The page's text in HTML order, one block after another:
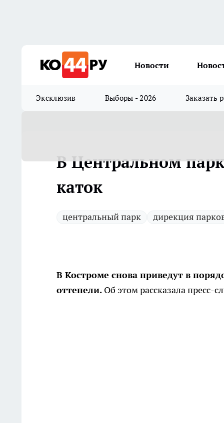
Новости
Эксклюзив Выборы - 2026 Заказать
В Центральном
каток
центральный парк дирекция
В Костроме снова приведут в
оттепели. Об этом рассказала пресс-